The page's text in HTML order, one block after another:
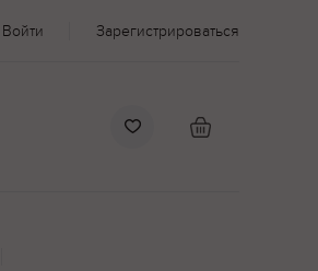
Войти Зарегистрироваться